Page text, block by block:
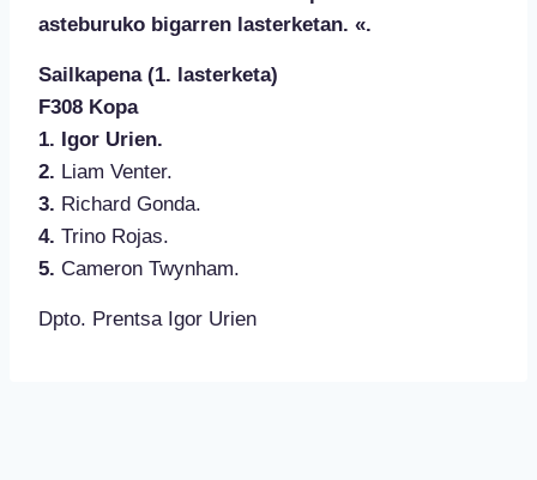
asteburuko bigarren lasterketan. «.
Sailkapena (1. lasterketa)
F308 Kopa
1. Igor Urien.
2. Liam Venter.
3. Richard Gonda.
4. Trino Rojas.
5. Cameron Twynham.
Dpto. Prentsa Igor Urien